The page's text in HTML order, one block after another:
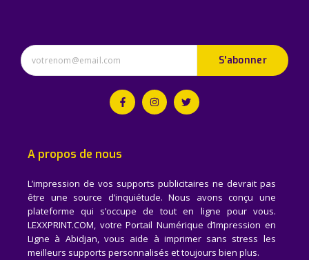
S'abonner
A propos de nous
L’impression de vos supports publicitaires ne devrait pas
être une source d’inquiétude. Nous avons conçu une
plateforme qui s’occupe de tout en ligne pour vous.
LEXXPRINT.COM, votre Portail Numérique d’Impression en
Ligne à Abidjan, vous aide à imprimer sans stress les
meilleurs supports personnalisés et toujours bien plus.